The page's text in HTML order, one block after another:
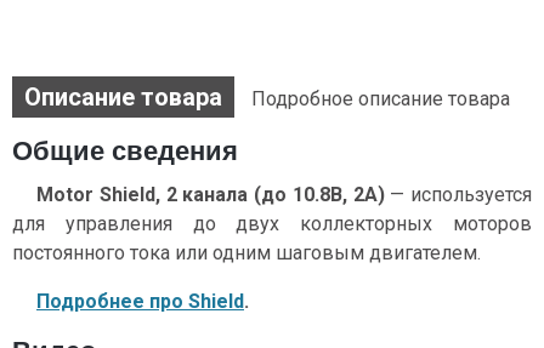
Описание товара Подробное описание товара
Общие сведения
Motor Shield, 2 канала (до 10.8В, 2А)— используется
для управления до двух коллекторных моторов
постоянного тока или одним шаговым двигателем.
Подробнее про Shield.